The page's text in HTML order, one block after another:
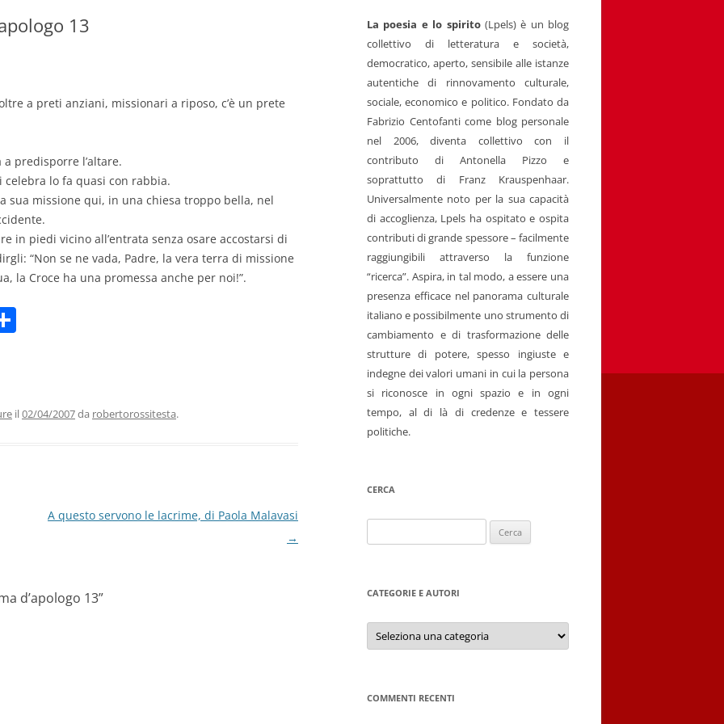
KIKA BOHR
MATTEO TELARA
MONICA MAZZITELLI
RICCARDO FERRAZZI
13
a preti anziani, missionari a riposo, c’è un prete
predisporre l’altare.
celebra lo fa quasi con rabbia.
sua missione qui, in una chiesa troppo bella, nel
in piedi vicino all’entrata senza osare accostarsi di
“Non se ne vada, Padre, la vera terra di missione
la Croce ha una promessa anche per noi!”.
vi
il02/04/2007da robertorossitesta.
A questo servono le lacrime, di Paola Malavasi
→
d’apologo 13”
La poesia e lo spirito(Lpels) è un blog
collettivo di letteratura e società,
democratico, aperto, sensibile alle istanze
autentiche di rinnovamento culturale,
sociale, economico e politico. Fondato da
Fabrizio Centofanti come blog personale
nel 2006, diventa collettivo con il
contributo di Antonella Pizzo e
soprattutto di Franz Krauspenhaar.
Universalmente noto per la sua capacità
di accoglienza, Lpels ha ospitato e ospita
contributi di grande spessore – facilmente
raggiungibili attraverso la funzione
“ricerca”. Aspira, in tal modo, a essere una
presenza efficace nel panorama culturale
italiano e possibilmente uno strumento di
cambiamento e di trasformazione delle
strutture di potere, spesso ingiuste e
indegne dei valori umani in cui la persona
si riconosce in ogni spazio e in ogni
tempo, al di là di credenze e tessere
politiche.
CERCA
per:
CATEGORIE E AUTORI
Categorie
autori
COMMENTI RECENTI